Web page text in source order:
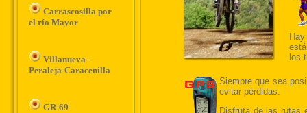
Carrascosilla por
el río Mayor
Villanueva-
Peraleja-Caracenilla
GR-69